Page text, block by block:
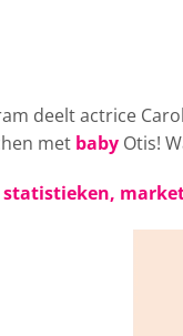
deelt actrice
met baby Otis!
statistieken,